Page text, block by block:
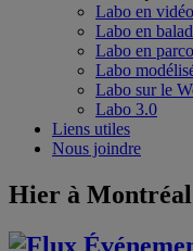
Labo en
Labo en
Labo en
Labo
Labo sur le
Labo 3.0
Liens utiles
Nous joindre
Hier à Montréal